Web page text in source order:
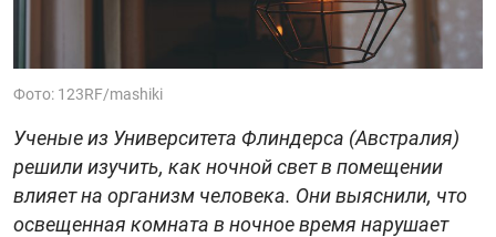
Фото: 123RF/mashiki
Ученые из Университета Флиндерса (Австралия)
решили изучить, как ночной свет в помещении
влияет на организм человека. Они выяснили, что
освещенная комната в ночное время нарушает